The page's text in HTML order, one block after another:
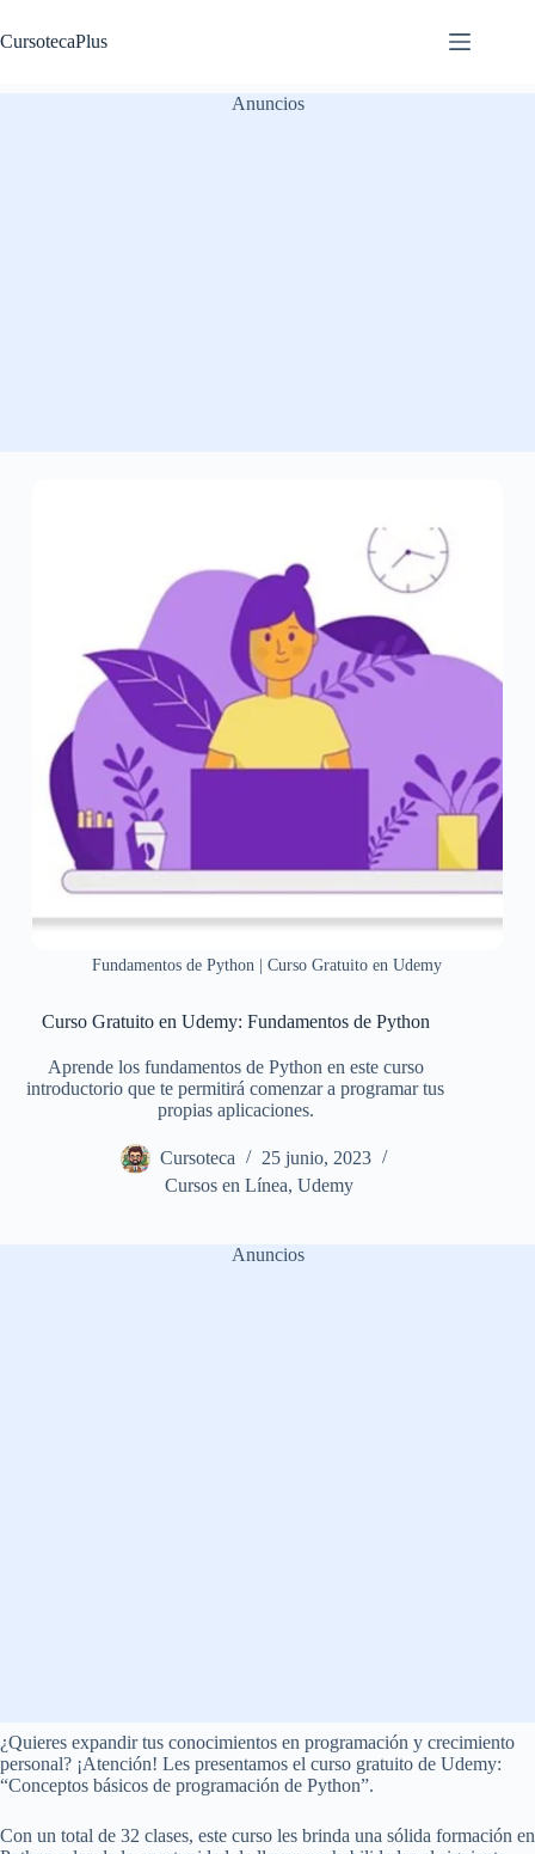
al
contenido
CursotecaPlus
Anuncios
Fundamentos de Python | Curso Gratuito en Udemy
Curso Gratuito en Udemy: Fundamentos de Python
Aprende los fundamentos de Python en este curso
introductorio que te permitirá comenzar a programar tus
propias aplicaciones.
Cursoteca
25 junio, 2023
Cursos en Línea,Udemy
Anuncios
¿Quieres expandir tus conocimientos en programación y crecimiento
personal? ¡Atención! Les presentamos el curso gratuito de Udemy:
“Conceptos básicos de programación de Python”.
Con un total de 32 clases, este curso les brinda una sólida formación en